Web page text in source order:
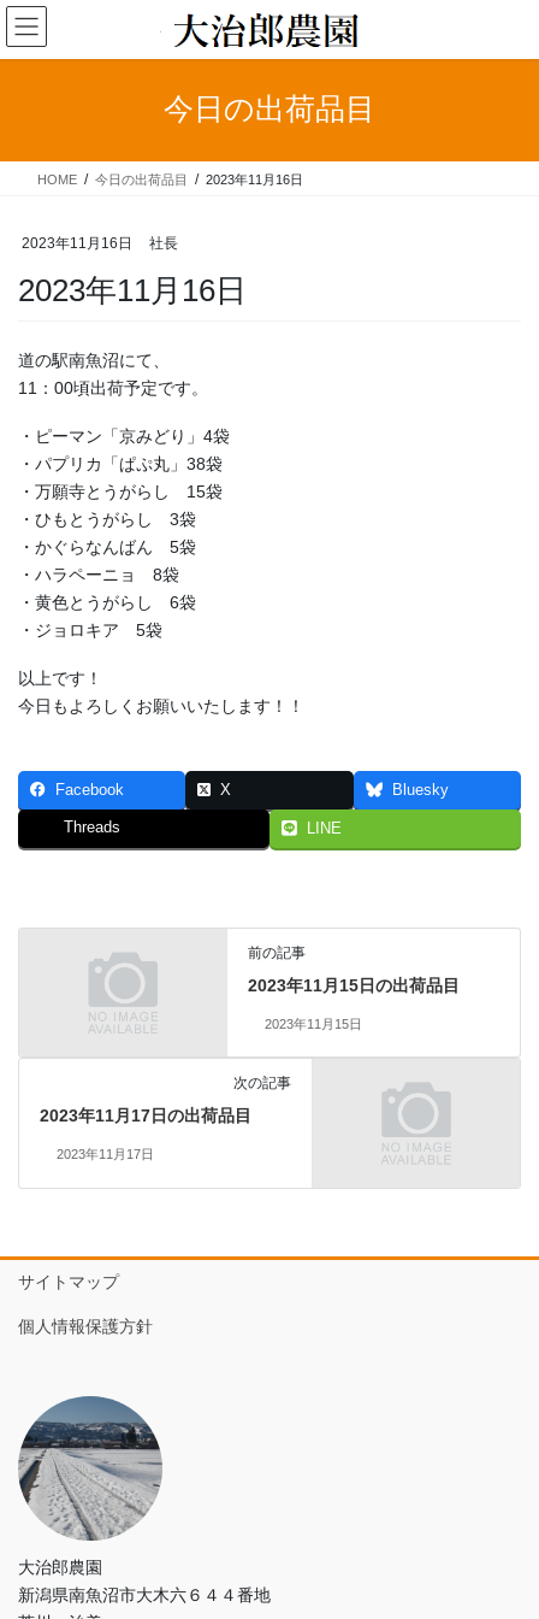
コ
ン
テ
ス
ナ
ビ
ゲ
ン
今日の出荷品目
HOME 今日の出荷品目 2023年11月16日
2023年11月16日 社長
2023年11月16日
道の駅南魚沼にて、
11：00頃出荷予定です。
・ピーマン「京みどり」4袋
・パプリカ「ぱぷ丸」38袋
・万願寺とうがらし 15袋
・ひもとうがらし 3袋
・かぐらなんばん 5袋
・ハラペーニョ 8袋
・黄色とうがらし 6袋
・ジョロキア 5袋
以上です！
今日もよろしくお願いいたします！！
Facebook X Bluesky
Threads LINE
前の記事
2023年11月15日の出荷品目
2023年11月15日
次の記事
2023年11月17日の出荷品目
2023年11月17日
サイトマップ
個人情報保護方針
大治郎農園
新潟県南魚沼市大木六６４４番地